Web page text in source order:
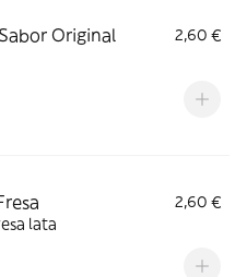
Original
2,60 €
2,60 €
lata